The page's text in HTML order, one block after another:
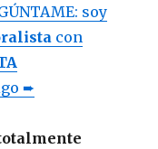
soy
con
➨